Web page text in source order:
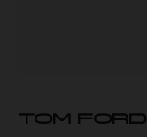
TOM FORD